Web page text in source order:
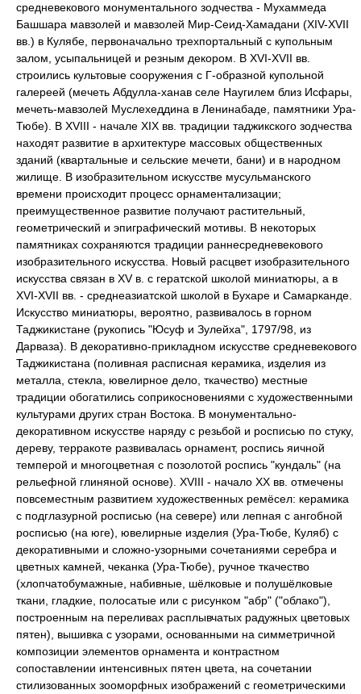
средневекового монументального зодчества - Мухаммеда
Башшара мавзолей и мавзолей Мир-Сеид-Хамадани (XIV-XVII
вв.) в Кулябе, первоначально трехпортальный с купольным
залом, усыпальницей и резным декором. В XVI-XVII вв.
строились культовые сооружения с Г-образной купольной
галереей (мечеть Абдулла-ханав селе Наугилем близ Исфары,
мечеть-мавзолей Муслехеддина в Ленинабаде, памятники Ура-
Тюбе). В XVIII - начале XIX вв. традиции таджикского зодчества
находят развитие в архитектуре массовых общественных
зданий (квартальные и сельские мечети, бани) и в народном
жилище. В изобразительном искусстве мусульманского
времени происходит процесс орнаментализации;
преимущественное развитие получают растительный,
геометрический и эпиграфический мотивы. В некоторых
памятниках сохраняются традиции раннесредневекового
изобразительного искусства. Новый расцвет изобразительного
искусства связан в XV в. с гератской школой миниатюры, а в
XVI-XVII вв. - среднеазиатской школой в Бухаре и Самарканде.
Искусство миниатюры, вероятно, развивалось в горном
Таджикистане (рукопись "Юсуф и Зулейха", 1797/98, из
Дарваза). В декоративно-прикладном искусстве средневекового
Таджикистана (поливная расписная керамика, изделия из
металла, стекла, ювелирное дело, ткачество) местные
традиции обогатились соприкосновениями с художественными
культурами других стран Востока. В монументально-
декоративном искусстве наряду с резьбой и росписью по стуку,
дереву, терракоте развивалась орнамент, роспись яичной
темперой и многоцветная с позолотой роспись "кундаль" (на
рельефной глиняной основе). XVIII - начало XX вв. отмечены
повсеместным развитием художественных ремёсел: керамика
с подглазурной росписью (на севере) или лепная с ангобной
росписью (на юге), ювелирные изделия (Ура-Тюбе, Куляб) с
декоративными и сложно-узорными сочетаниями серебра и
цветных камней, чеканка (Ура-Тюбе), ручное ткачество
(хлопчатобумажные, набивные, шёлковые и полушёлковые
ткани, гладкие, полосатые или с рисунком "абр" ("облако"),
построенным на переливах расплывчатых радужных цветовых
пятен), вышивка с узорами, основанными на симметричной
композиции элементов орнамента и контрастном
сопоставлении интенсивных пятен цвета, на сочетании
стилизованных зооморфных изображений с геометрическими